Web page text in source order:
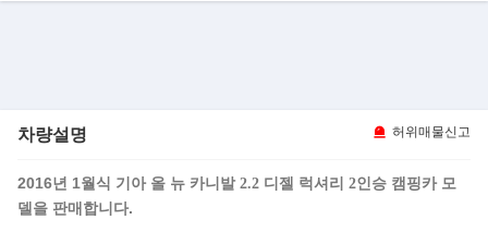
차량설명 허위매물신고
2016년 1월식 기아 올 뉴 카니발 2.2 디젤 럭셔리 2인승 캠핑카모
델을 판매합니다.